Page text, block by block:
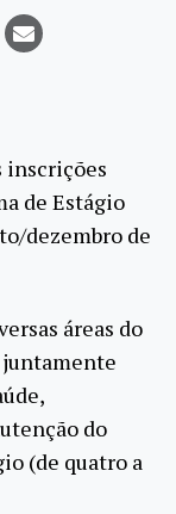
inscrições
de Estágio
dezembro de
áreas do
do
(de quatro a